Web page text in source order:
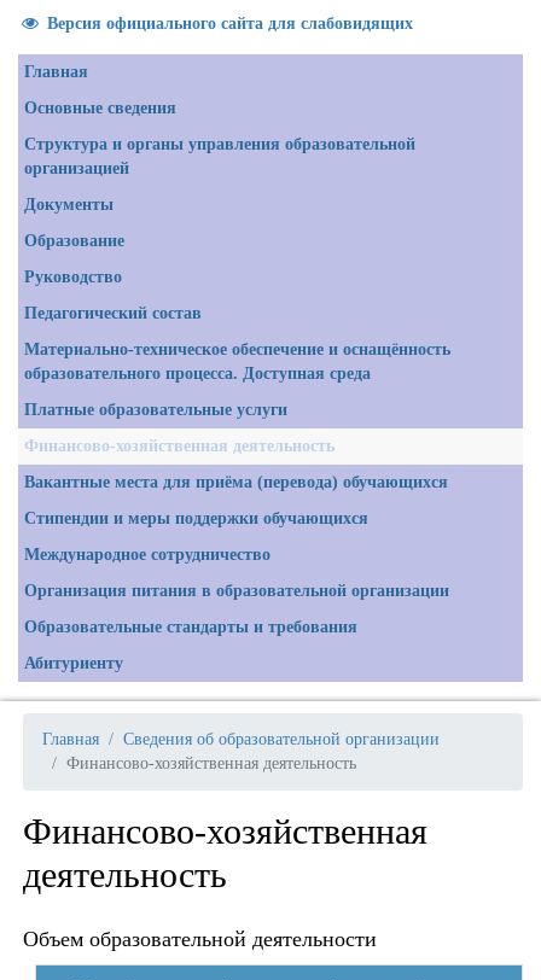
Версия официального сайта для слабовидящих
Главная
Основные сведения
Структура и органы управления образовательной
организацией
Документы
Образование
Руководство
Педагогический состав
Материально-техническое обеспечение и оснащённость
образовательного процесса. Доступная среда
Платные образовательные услуги
Финансово-хозяйственная деятельность
Вакантные места для приёма (перевода) обучающихся
Стипендии и меры поддержки обучающихся
Международное сотрудничество
Организация питания в образовательной организации
Образовательные стандарты и требования
Абитуриенту
Главная
Сведения об образовательной организации
Финансово-хозяйственная деятельность
Финансово-хозяйственная
деятельность
Объем образовательной деятельности